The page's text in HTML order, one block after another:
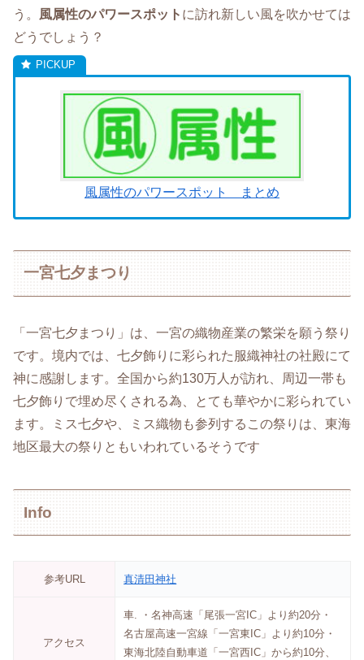
う。 風属性のパワースポット に訪れ新しい風を吹かせては
どうでしょう？
風属性のパワースポット まとめ
一宮七夕まつり
「一宮七夕まつり」は、一宮の織物産業の繁栄を願う祭り
です。境内では、七夕飾りに彩られた服織神社の社殿にて
神に感謝します。全国から約130万人が訪れ、周辺一帯も
七夕飾りで埋め尽くされる為、とても華やかに彩られてい
ます。ミス七夕や、ミス織物も参列するこの祭りは、東海
地区最大の祭りともいわれているそうです
Info
参考URL 真清田神社
アクセス
車. ・名神高速「尾張一宮IC」より約20分・
名古屋高速一宮線「一宮東IC」より約10分・
東海北陸自動車道「一宮西IC」から約10分、